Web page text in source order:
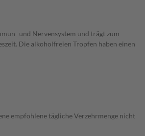
und Nervensystem und trägt zum
Die alkoholfreien Tropfen haben einen
empfohlene tägliche Verzehrmenge nicht